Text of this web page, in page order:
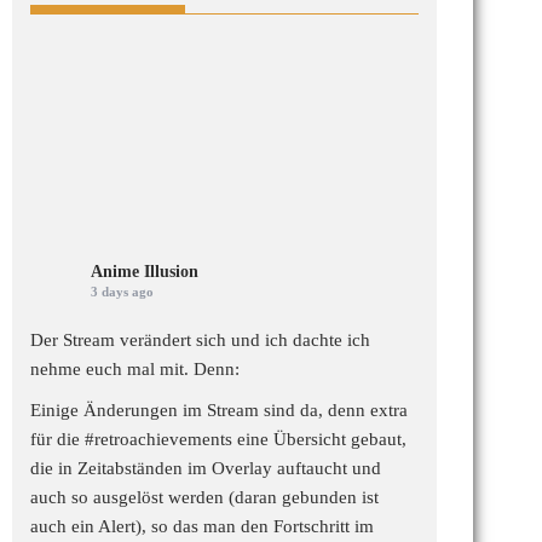
Anime Illusion
3 days ago
Der Stream verändert sich und ich dachte ich
nehme euch mal mit. Denn:
Einige Änderungen im Stream sind da, denn extra
für die #retroachievements eine Übersicht gebaut,
die in Zeitabständen im Overlay auftaucht und
auch so ausgelöst werden (daran gebunden ist
auch ein Alert), so das man den Fortschritt im